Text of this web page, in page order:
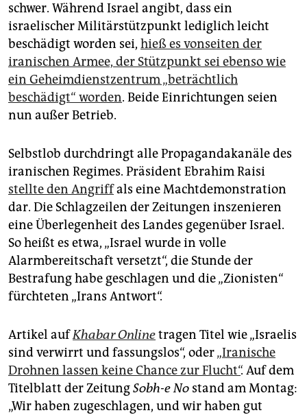
schwer. Während Israel angibt, dass ein
israelischer Militärstützpunkt lediglich leicht
beschädigt worden sei, hieß es vonseiten der
iranischen Armee, der Stützpunkt sei ebenso wie
ein Geheimdienstzentrum „beträchtlich
beschädigt“ worden. Beide Einrichtungen seien
nun außer Betrieb.
Selbstlob durchdringt alle Propagandakanäle des
iranischen Regimes. Präsident Ebrahim Raisi
stellte den Angriffals eine Machtdemonstration
dar. Die Schlagzeilen der Zeitungen inszenieren
eine Überlegenheit des Landes gegenüber Israel.
So heißt es etwa, „Israel wurde in volle
Alarmbereitschaft versetzt“, die Stunde der
Bestrafung habe geschlagen und die „Zionisten“
fürchteten „Irans Antwort“.
Artikel aufKhabar Onlinetragen Titel wie „Israelis
sind verwirrt und fassungslos“, oder„Iranische
Drohnen lassen keine Chance zur Flucht“. Auf dem
Titelblatt der ZeitungSobh-e No stand am Montag:
„Wir haben zugeschlagen, und wir haben gut